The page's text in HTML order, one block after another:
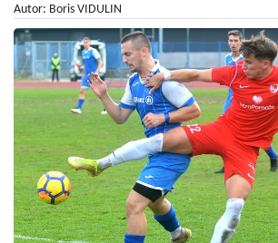
Autor: Boris VIDULIN